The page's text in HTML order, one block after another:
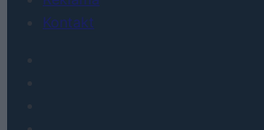
Kontakt